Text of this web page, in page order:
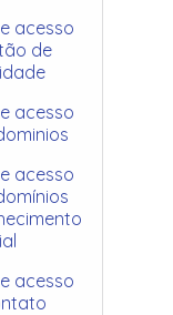
acesso
de
acesso
acesso
acesso